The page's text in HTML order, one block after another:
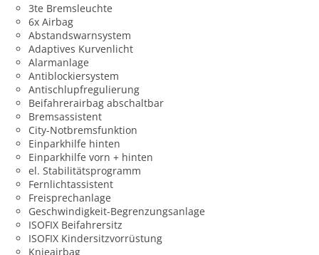
3te Bremsleuchte
6x Airbag
Abstandswarnsystem
Adaptives Kurvenlicht
Alarmanlage
Antiblockiersystem
Antischlupfregulierung
Beifahrerairbag abschaltbar
Bremsassistent
City-Notbremsfunktion
Einparkhilfe hinten
Einparkhilfe vorn + hinten
el. Stabilitätsprogramm
Fernlichtassistent
Freisprechanlage
Geschwindigkeit-Begrenzungsanlage
ISOFIX Beifahrersitz
ISOFIX Kindersitzvorrüstung
Knieairbag